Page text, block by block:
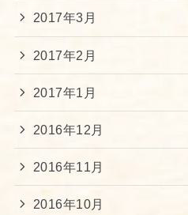
2017年3月
2017年2月
2017年1月
2016年12月
2016年11月
2016年10月